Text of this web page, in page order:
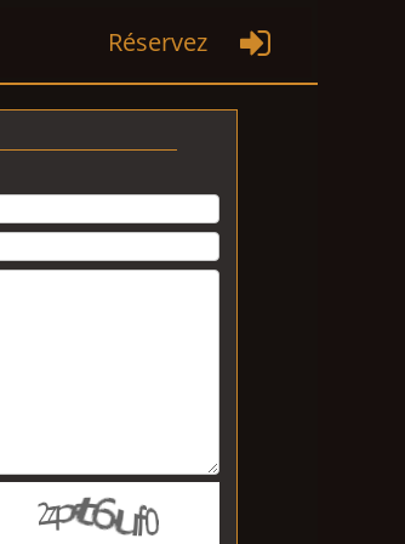
Réservez 